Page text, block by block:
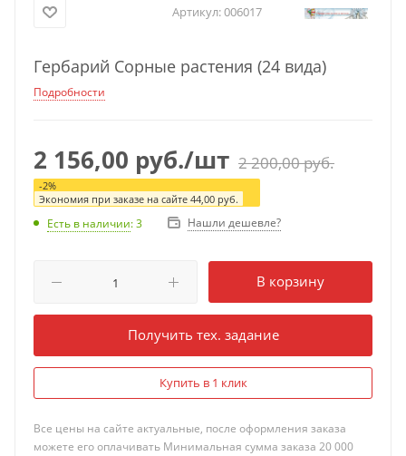
Артикул:006017
Гербарий Сорные растения (24 вида)
Подробности
2 156,00 руб./шт 2 200,00руб.
-2%
Экономия при заказе на сайте 44,00 руб.
Есть в наличии: 3 Нашли дешевле?
В корзину
Получить тех. задание
Купить в 1 клик
Все цены на сайте актуальные, после оформления заказа
можете его оплачивать Минимальная сумма заказа 20 000